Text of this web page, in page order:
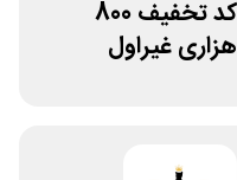
کد تخفیف 800
هزاری غیراول